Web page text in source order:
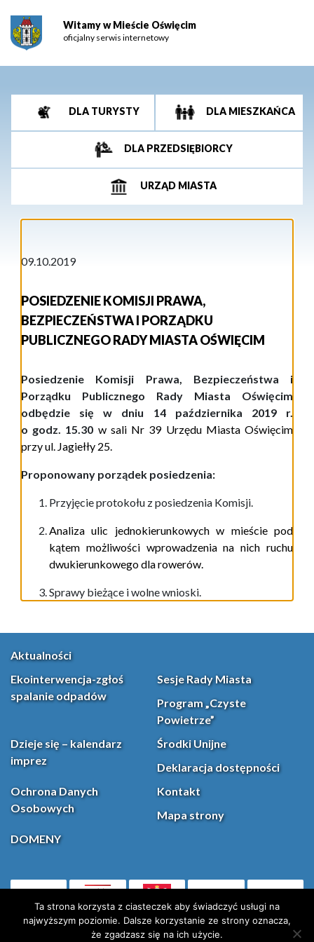
Witamy w Mieście Oświęcim
oficjalny serwis internetowy
DLA TURYSTY DLA MIESZKAŃCA
DLA PRZEDSIĘBIORCY
URZĄD MIASTA
09.10.2019
POSIEDZENIE KOMISJI PRAWA,
BEZPIECZEŃSTWA I PORZĄDKU
PUBLICZNEGO RADY MIASTA OŚWIĘCIM
Posiedzenie Komisji Prawa, Bezpieczeństwa i
Porządku Publicznego Rady Miasta Oświęcim
odbędzie się w dniu 14 października 2019 r.
o godz. 15.30 w sali Nr 39 Urzędu MiastaOświęcim
przy ul. Jagiełły 25.
Proponowany porządek posiedzenia:
Przyjęcie protokołu z posiedzenia Komisji.
Analiza ulic jednokierunkowych w mieście pod
kątem możliwości wprowadzenia na nich ruchu
dwukierunkowego dla rowerów.
Sprawy bieżące i wolne wnioski.
Aktualności
Ekointerwencja-zgłoś
spalanie odpadów
Sesje Rady Miasta
Program „Czyste
Powietrze”
Dzieje się – kalendarz
imprez
Środki Unijne
Deklaracja dostępności
Ochrona Danych
Osobowych
Kontakt
Mapa strony
DOMENY
(otwiera się w nowej karcie)Facebook
Ta strona korzysta z ciasteczek aby świadczyć usługi na
najwyższym poziomie. Dalsze korzystanie ze strony oznacza,
że zgadzasz się na ich użycie.